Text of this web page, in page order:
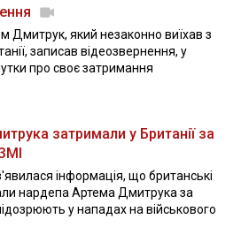
Дмитрук, який незаконно виїхав з
записав відеозвернення, у
про своє затримання
затримали у Британії за
інформація, що британські
нардепа Артема Дмитрука за
у нападах на військового